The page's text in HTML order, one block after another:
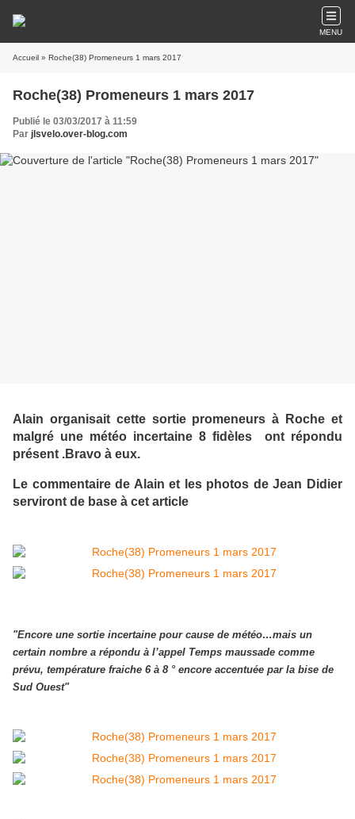
MENU
Accueil » Roche(38) Promeneurs 1 mars 2017
Roche(38) Promeneurs 1 mars 2017
Publié le 03/03/2017 à 11:59
Par jlsvelo.over-blog.com
Alain organisait cette sortie promeneurs à Roche et
malgré une météo incertaine 8 fidèles ont répondu
présent .Bravo à eux.
Le commentaire de Alain et les photos de Jean Didier
serviront de base à cet article
"Encore une sortie incertaine pour cause de météo…mais un
certain nombre a répondu à l’appel Temps maussade comme
prévu, température fraiche 6 à 8 ° encore accentuée par la bise de
Sud Ouest"